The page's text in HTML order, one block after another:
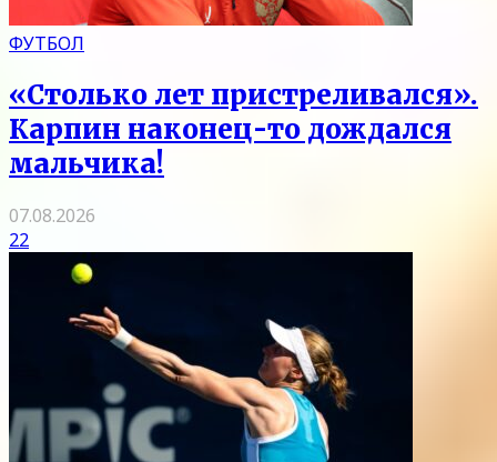
ФУТБОЛ
«Столько лет пристреливался».
Карпин наконец-то дождался
мальчика!
07.08.2026
22